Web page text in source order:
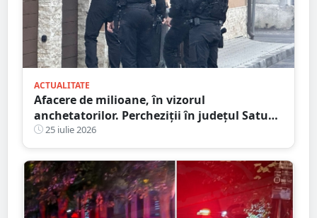
ACTUALITATE
Afacere de milioane, în vizorul
anchetatorilor. Percheziții în județul Satu
Mare, mai multe rețineri
25 iulie 2026